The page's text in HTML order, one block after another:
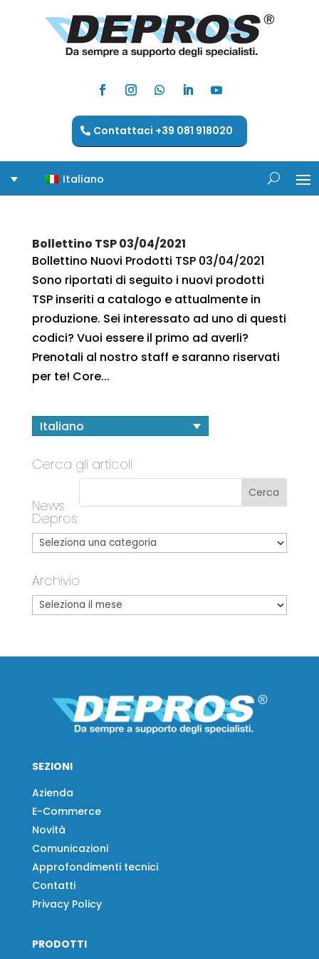
Contattaci +39 081 918020
Italiano
Bollettino TSP 03/04/2021
Bollettino Nuovi Prodotti TSP 03/04/2021
Sono riportati di seguito i nuovi prodotti
TSP inseriti a catalogo e attualmente in
produzione. Sei interessato ad uno di questi
codici? Vuoi essere il primo ad averli?
Prenotali al nostro staff e saranno riservati
per te! Core...
Italiano
Cerca gli articoli
News
Depros
Archivio
SEZIONI
Azienda
E-Commerce
Novità
Comunicazioni
Approfondimenti tecnici
Contatti
Privacy Policy
PRODOTTI